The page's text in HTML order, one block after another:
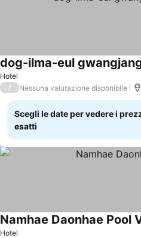
Hotel
dog-ilma-eul
/ Nessuna valutazione disponibile
Scegli le date per vedere i
esatti
Hotel
Namhae Daonhae Pool